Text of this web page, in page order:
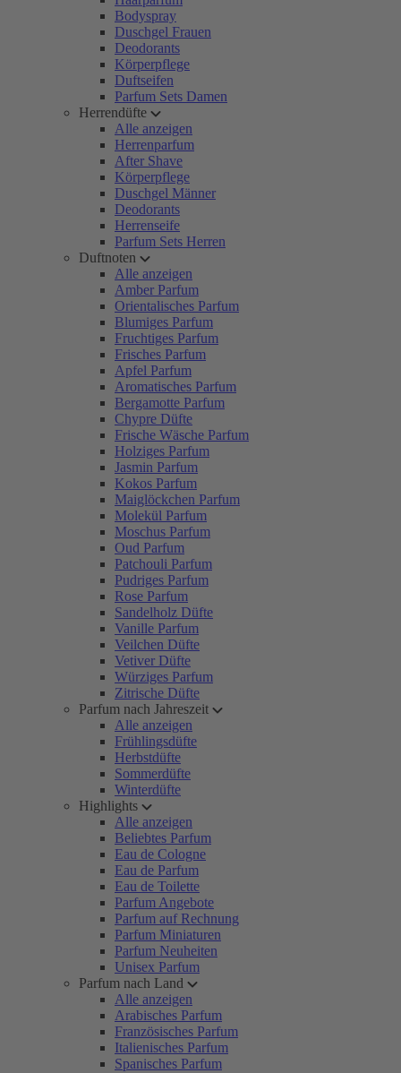
Bodyspray
Duschgel Frauen
Deodorants
Körperpflege
Duftseifen
Parfum Sets Damen
Herrendüfte
Alle anzeigen
Herrenparfum
After Shave
Körperpflege
Duschgel Männer
Deodorants
Herrenseife
Parfum Sets Herren
Duftnoten
Alle anzeigen
Amber Parfum
Orientalisches Parfum
Blumiges Parfum
Fruchtiges Parfum
Frisches Parfum
Apfel Parfum
Aromatisches Parfum
Bergamotte Parfum
Chypre Düfte
Frische Wäsche Parfum
Holziges Parfum
Jasmin Parfum
Kokos Parfum
Maiglöckchen Parfum
Molekül Parfum
Moschus Parfum
Oud Parfum
Patchouli Parfum
Pudriges Parfum
Rose Parfum
Sandelholz Düfte
Vanille Parfum
Veilchen Düfte
Vetiver Düfte
Würziges Parfum
Zitrische Düfte
Parfum nach Jahreszeit
Alle anzeigen
Frühlingsdüfte
Herbstdüfte
Sommerdüfte
Winterdüfte
Highlights
Alle anzeigen
Beliebtes Parfum
Eau de Cologne
Eau de Parfum
Eau de Toilette
Parfum Angebote
Parfum auf Rechnung
Parfum Miniaturen
Parfum Neuheiten
Unisex Parfum
Parfum nach Land
Alle anzeigen
Arabisches Parfum
Französisches Parfum
Italienisches Parfum
Spanisches Parfum